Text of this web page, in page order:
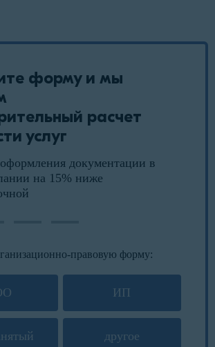
форму и мы
расчет
услуг
документации в
на 15% ниже
правовую форму:
ИП
другое